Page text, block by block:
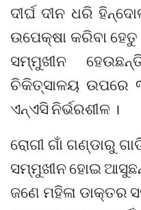
ଦୀର୍ଘ ଦୀନ ଧରି
ଉପେକ୍ଷା କରିବା
ସମ୍ମୁଖୀନ
ଚିକିତ୍ସାଳୟ ଉପରେ
ଏନ୍ଏସି ନିର୍ଭରଶୀଳ ।
ରୋଗୀ ଗାଁ ଗଣ୍ଡାରୁ
ସମ୍ମୁଖୀନ ହୋଇ
ଜଣେ ମହିଳା ଡାକ୍ତର